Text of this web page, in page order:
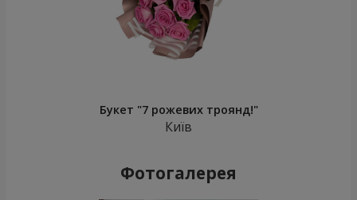
Букет "7 рожевих троянд!"
Київ
Фотогалерея